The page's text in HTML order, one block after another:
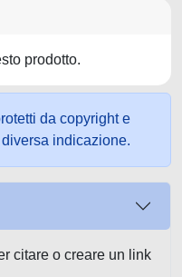
prodotto.
da copyright e
indicazione.
citare o creare un link